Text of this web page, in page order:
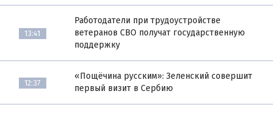
13:41
Работодатели при трудоустройстве
ветеранов СВО получат государственную
поддержку
12:37
«Пощёчина русским»: Зеленский совершит
первый визит в Сербию